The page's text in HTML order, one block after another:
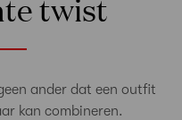
twist
ander dat een outfit
kan combineren.